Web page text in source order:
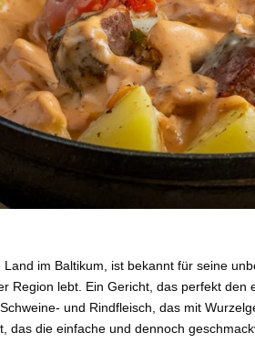
Land im Baltikum, ist bekannt für seine
Region lebt. Ein Gericht, das perfekt den
und Rindfleisch, das mit
das die einfache und dennoch